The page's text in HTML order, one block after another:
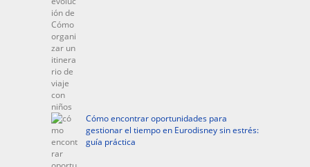
Cómo encontrar oportunidades para
gestionar el tiempo en Eurodisney sin estrés:
guía práctica